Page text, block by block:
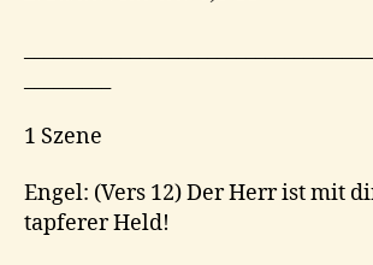
1 Szene
Engel: (Vers 12) Der Herr ist mit
tapferer Held!